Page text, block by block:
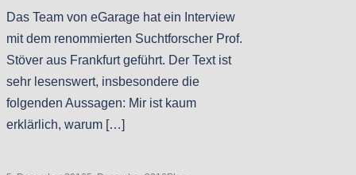
Das Team von eGarage hat ein Interview
mit dem renommierten Suchtforscher Prof.
Stöver aus Frankfurt geführt. Der Text ist
sehr lesenswert, insbesondere die
folgenden Aussagen: Mir ist kaum
erklärlich, warum […]